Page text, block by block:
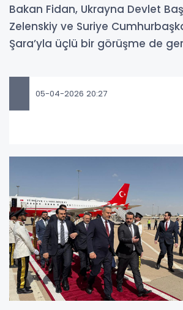
Bakan Fidan, Ukrayna Devlet
Zelenskiy ve Suriye
Şara’yla üçlü bir görüşme de
05-04-2026 20:27